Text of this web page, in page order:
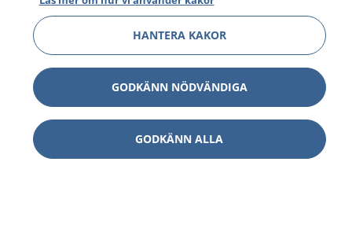
HANTERA KAKOR
GODKÄNN NÖDVÄNDIGA
GODKÄNN ALLA